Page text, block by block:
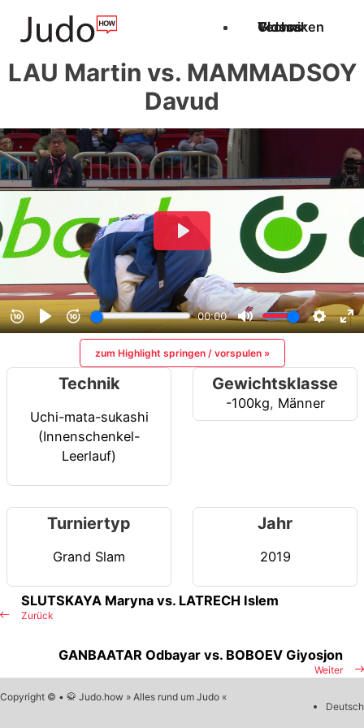
Techniken
Videos
Glossar
LAU Martin vs. MAMMADSOY
Davud
zum Highlight springen / vorspulen »
Technik
Uchi-mata-sukashi
(Innenschenkel-
Leerlauf)
Gewichtsklasse
-100kg, Männer
Turniertyp
Grand Slam
Jahr
2019
Zurück
SLUTSKAYA Maryna vs. LATRECH Islem
Weiter
GANBAATAR Odbayar vs. BOBOEV Giyosjon
Copyright © • 🥋 Judo.how » Alles rund um Judo «
Deutsch